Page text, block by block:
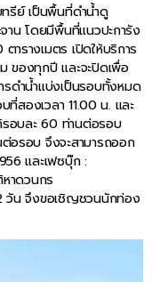
ทรีย์ เป็นพื้นที่ดำน้ำดู
าน โดยมีพื้นที่แนวปะการัง
รางเมตร เปิดให้บริการ
ของทุกปี และจะปิดเพื่อ
ดำน้ำแบ่งเป็นรอบทั้งหมด
สองเวลา 11.00 น. และ
รอบละ 60 ท่านต่อรอบ
อรอบ จึงจะสามารถออก
และเฟซบุ๊ก :
าดวนกร
วัน จึงขอเชิญชวนนักท่อง